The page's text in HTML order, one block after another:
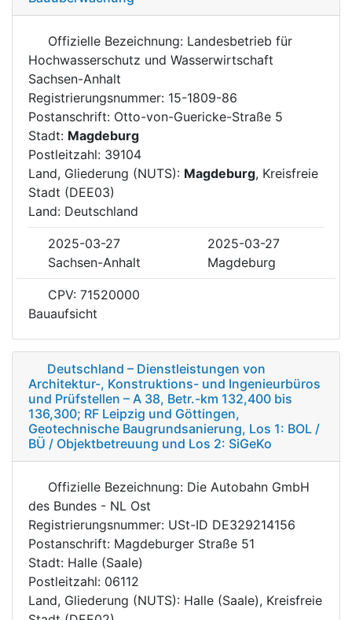
Offizielle Bezeichnung: Landesbetrieb für
Hochwasserschutz und Wasserwirtschaft
Sachsen-Anhalt
Registrierungsnummer: 15-1809-86
Postanschrift: Otto-von-Guericke-Straße 5
Stadt: Magdeburg
Postleitzahl: 39104
Land, Gliederung (NUTS): Magdeburg, Kreisfreie
Stadt (DEE03)
Land: Deutschland
2025-03-27
2025-03-27
Sachsen-Anhalt
Magdeburg
CPV: 71520000
Bauaufsicht
Deutschland – Dienstleistungen von
Architektur-, Konstruktions- und Ingenieurbüros
und Prüfstellen – A 38, Betr.-km 132,400 bis
136,300; RF Leipzig und Göttingen,
Geotechnische Baugrundsanierung, Los 1: BOL /
BÜ / Objektbetreuung und Los 2: SiGeKo
Offizielle Bezeichnung: Die Autobahn GmbH
des Bundes - NL Ost
Registrierungsnummer: USt-ID DE329214156
Postanschrift: Magdeburger Straße 51
Stadt: Halle (Saale)
Postleitzahl: 06112
Land, Gliederung (NUTS): Halle (Saale), Kreisfreie